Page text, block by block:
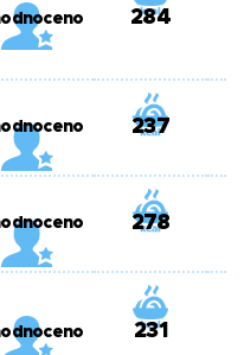
284
237
278
231